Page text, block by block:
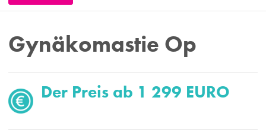
Gynäkomastie Op
Der Preis ab 1 299 EURO